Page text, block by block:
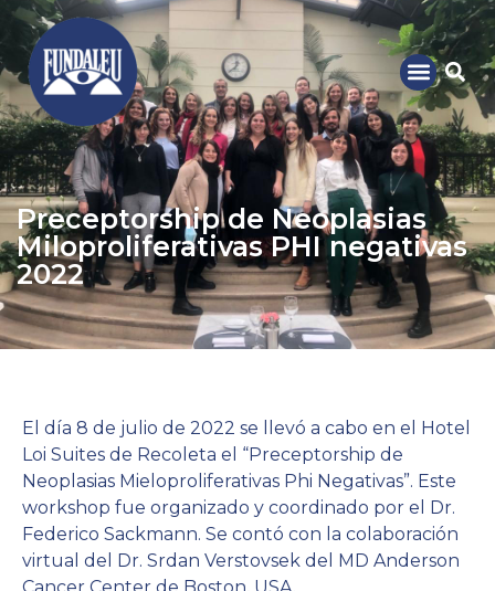
Preceptorship de Neoplasias
Miloproliferativas PHI negativas
2022
El día 8 de julio de 2022 se llevó a cabo en el Hotel
Loi Suites de Recoleta el “Preceptorship de
Neoplasias Mieloproliferativas Phi Negativas”. Este
workshop fue organizado y coordinado por el Dr.
Federico Sackmann. Se contó con la colaboración
virtual del Dr. Srdan Verstovsek del MD Anderson